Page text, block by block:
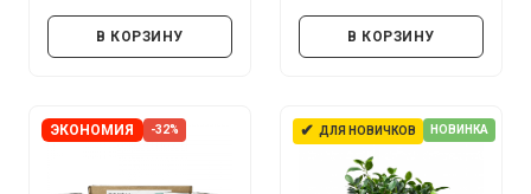
В КОРЗИНУ
В КОРЗИНУ
ЭКОНОМИЯ -32% ✔ ДЛЯ НОВИЧКОВ НОВИНКА